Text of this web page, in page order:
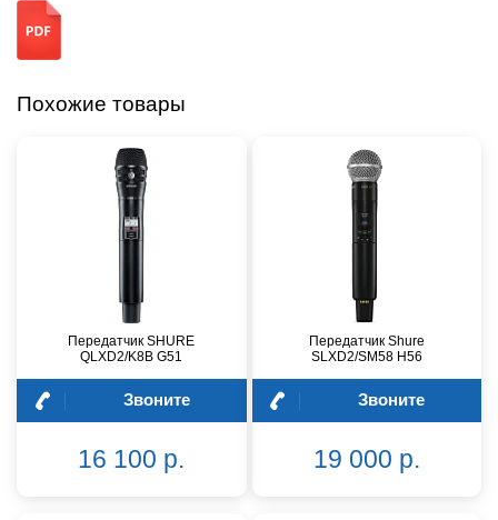
Похожие товары
Передатчик SHURE
QLXD2/K8B G51
Звоните
16 100 р.
Передатчик Shure
SLXD2/SM58 H56
Звоните
19 000 р.